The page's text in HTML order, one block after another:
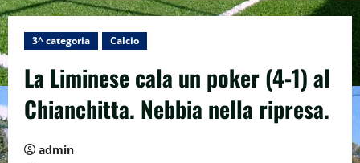
principale
3^ categoria Calcio
La Liminese cala un poker (4-1) al
Chianchitta. Nebbia nella ripresa.
admin